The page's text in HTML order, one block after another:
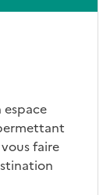
espace
faire